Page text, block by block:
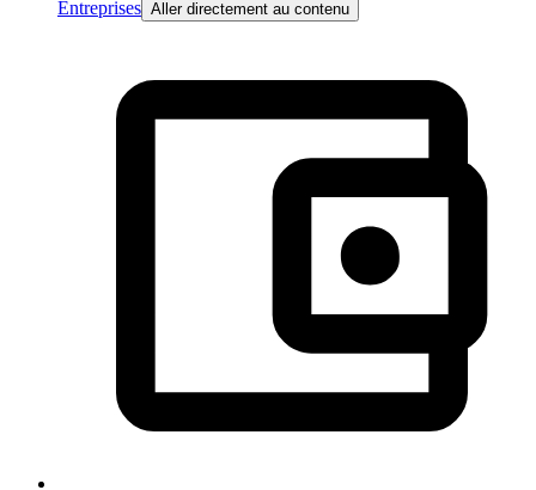
Entreprises Aller directement au contenu